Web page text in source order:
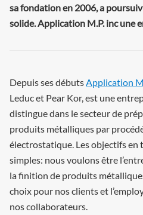
sa fondation en 2006, a
solide. Application M.P. inc une
Depuis ses débuts Application
Leduc et Pear Kor, est une
distingue dans le secteur de
produits métalliques par
électrostatique. Les objectifs en
simples: nous voulons être
la finition de produits
choix pour nos clients et
nos collaborateurs.